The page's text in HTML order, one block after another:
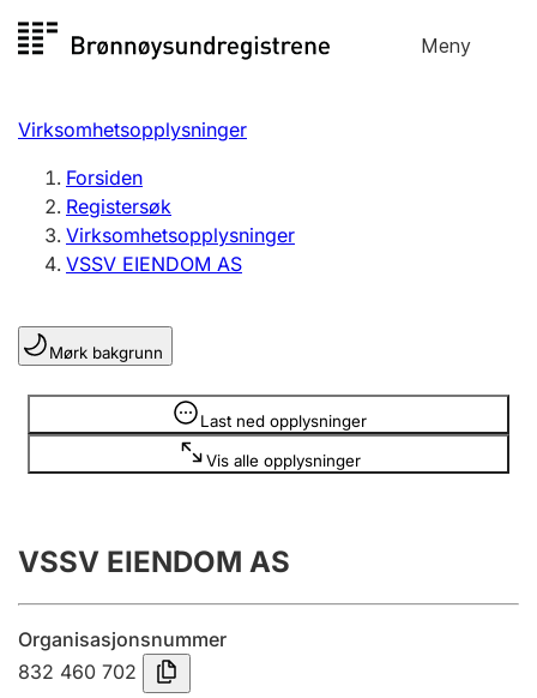
til
Meny
Registersøk
Aksjeselskap
Enkeltpersonforetak
Registrere, endre, slette
Lag og forening
Registrere, endre, slette
Årsregnskap
Innsending og forsinkelsesgebyr
Virksomhetsopplysninger
Forsiden
Registersøk
Virksomhetsopplysninger
VSSV EIENDOM AS
Mørk bakgrunn
Last ned opplysninger
Vis alle opplysninger
Opplysninger er skjult
VSSV EIENDOM AS
Organisasjonsnummer
832 460 702